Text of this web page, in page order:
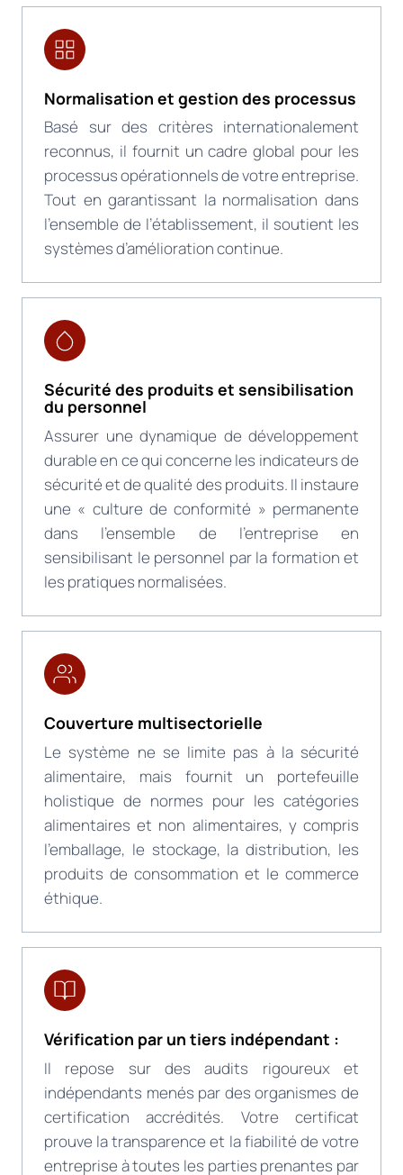
Normalisation et gestion des processus
Basé sur des critères internationalement
reconnus, il fournit un cadre global pour les
processus opérationnels de votre entreprise.
Tout en garantissant la normalisation dans
l’ensemble de l’établissement, il soutient les
systèmes d’amélioration continue.
Sécurité des produits et sensibilisation
du personnel
Assurer une dynamique de développement
durable en ce qui concerne les indicateurs de
sécurité et de qualité des produits. Il instaure
une « culture de conformité » permanente
dans l’ensemble de l’entreprise en
sensibilisant le personnel par la formation et
les pratiques normalisées.
Couverture multisectorielle
Le système ne se limite pas à la sécurité
alimentaire, mais fournit un portefeuille
holistique de normes pour les catégories
alimentaires et non alimentaires, y compris
l’emballage, le stockage, la distribution, les
produits de consommation et le commerce
éthique.
Vérification par un tiers indépendant :
Il repose sur des audits rigoureux et
indépendants menés par des organismes de
certification accrédités. Votre certificat
prouve la transparence et la fiabilité de votre
entreprise à toutes les parties prenantes par